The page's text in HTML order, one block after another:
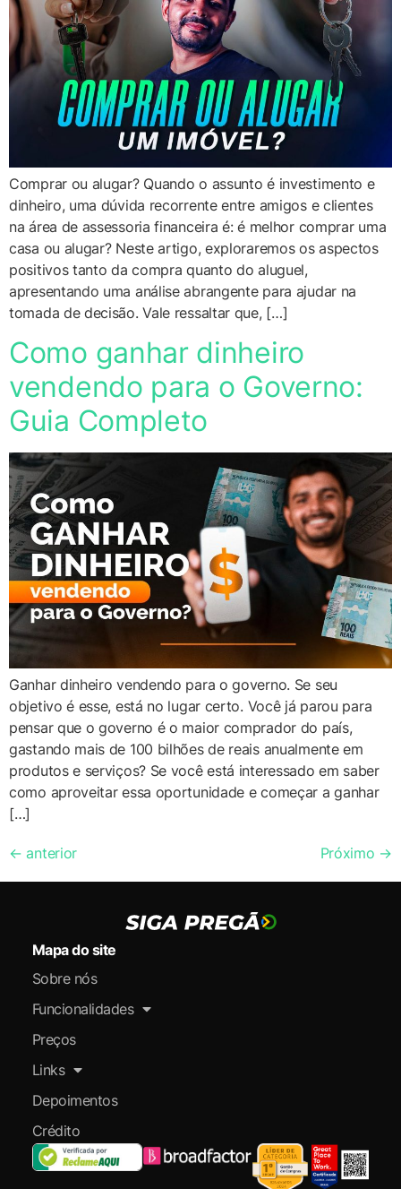
Comprar ou alugar? Quando o assunto é investimento e
dinheiro, uma dúvida recorrente entre amigos e clientes
na área de assessoria financeira é: é melhor comprar uma
casa ou alugar? Neste artigo, exploraremos os aspectos
positivos tanto da compra quanto do aluguel,
apresentando uma análise abrangente para ajudar na
tomada de decisão. Vale ressaltar que, […]
Como ganhar dinheiro
vendendo para o Governo:
Guia Completo
Ganhar dinheiro vendendo para o governo. Se seu
objetivo é esse, está no lugar certo. Você já parou para
pensar que o governo é o maior comprador do país,
gastando mais de 100 bilhões de reais anualmente em
produtos e serviços? Se você está interessado em saber
como aproveitar essa oportunidade e começar a ganhar
[…]
← anterior Próximo →
Mapa do site
Sobre nós
Funcionalidades
Preços
Links
Depoimentos
Crédito